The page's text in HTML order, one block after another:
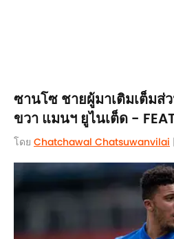
ซานโซ ชายผู้มาเติมเต็มส่
ขวา แมนฯ ยูไนเต็ด -
โดย Chatchawal Chatsuwanvilai